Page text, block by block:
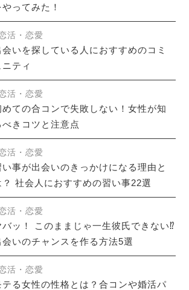
やってみた！
活・恋愛
会いを探している人におすすめのコミ
ニティ
活・恋愛
めての合コンで失敗しない！女性が知
べきコツと注意点
活・恋愛
い事が出会いのきっかけになる理由と
？ 社会人におすすめの習い事22選
活・恋愛
バッ！ このままじゃ一生彼氏できない⁉
会いのチャンスを作る方法5選
活・恋愛
テる女性の性格とは？合コンや婚活パ